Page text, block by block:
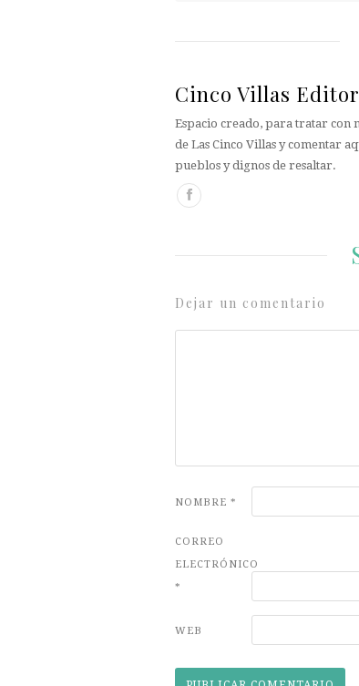
Cinco Villas Editor
Espacio creado, para tratar con
de Las Cinco Villas y comentar
pueblos y dignos de resaltar.
Dejar un comentario
NOMBRE *
CORREO
ELECTRÓNICO
*
WEB